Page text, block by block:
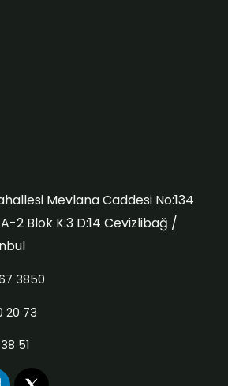
Mevlana Caddesi No:134
2 Blok K:3 D:14 Cevizlibağ /
3850
20 73
51